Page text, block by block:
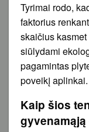
Tyrimai rodo,
faktorius
skaičius
siūlydami
pagamintas
poveikį aplinkai.
Kaip šios